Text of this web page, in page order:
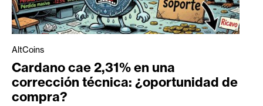
AltCoins
Cardano cae 2,31% en una
corrección técnica: ¿oportunidad de
compra?